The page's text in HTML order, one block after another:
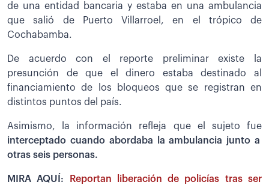
de una entidad bancaria y estaba en una ambulancia
que salió de Puerto Villarroel, en el trópico de
Cochabamba.
De acuerdo con el reporte preliminar existe la
presunción de que el dinero estaba destinado al
financiamiento de los bloqueos que se registran en
distintos puntos del país.
Asimismo, la información refleja que el sujeto fue
interceptado cuando abordaba la ambulancia junto a
otras seis personas.
MIRA AQUÍ:
Reportan liberación de policías tras ser